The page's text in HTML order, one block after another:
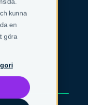
kunna
en
göra